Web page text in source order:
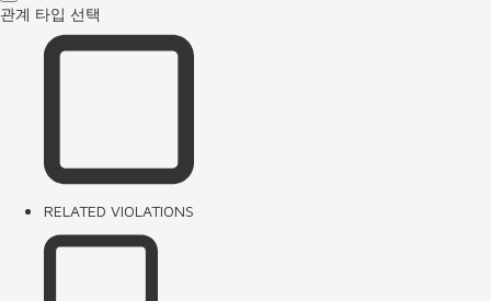
관계 타입 선택
RELATED VIOLATIONS